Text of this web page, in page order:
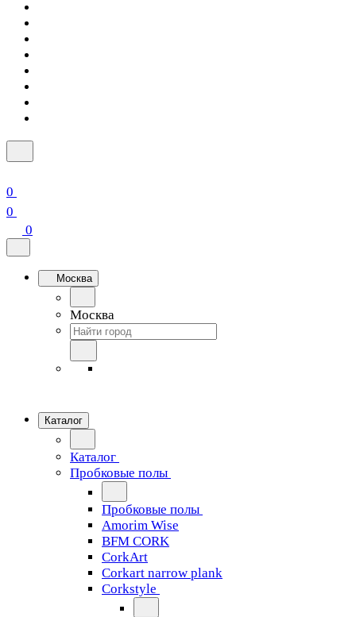
0
0
0
Москва
Москва
Каталог
Каталог
Пробковые полы
Пробковые полы
Amorim Wise
BFM CORK
CorkArt
Corkart narrow plank
Corkstyle